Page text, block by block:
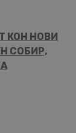
КОН НОВИ
СОБИР,